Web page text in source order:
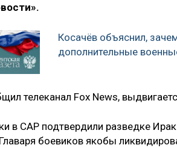
Косачёв объяснил,
дополнительные
телеканал Fox News,
в САР подтвердили разведке
боевиков якобы